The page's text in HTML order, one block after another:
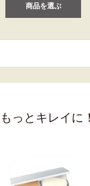
商品を選ぶ
っとキレイに！